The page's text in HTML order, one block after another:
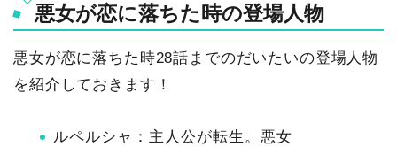
悪女が恋に落ちた時の登場人物
悪女が恋に落ちた時28話までのだいたいの登場人物
を紹介しておきます！
ルペルシャ：主人公が転生。悪女